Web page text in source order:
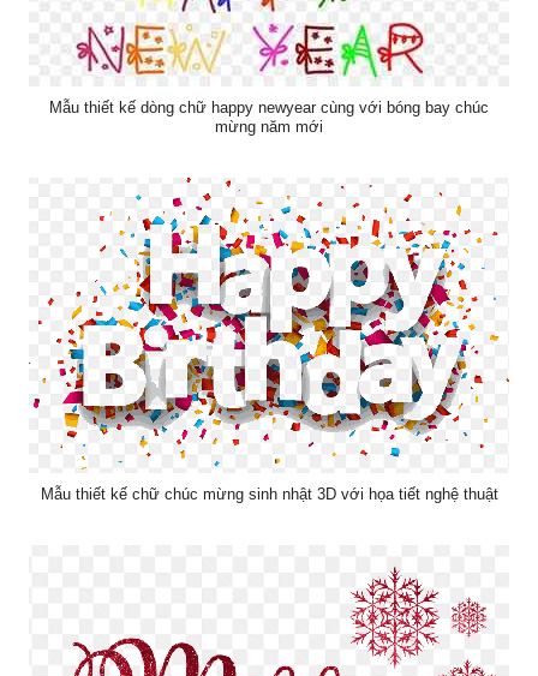
Mẫu thiết kế dòng chữ happy newyear cùng với bóng bay chúc
mừng năm mới
Mẫu thiết kế chữ chúc mừng sinh nhật 3D với họa tiết nghệ thuật